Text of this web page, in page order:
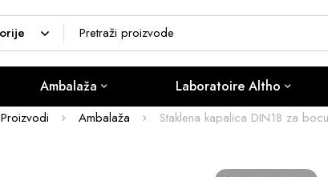
Ambalaža Laboratoire Altho
Proizvodi Ambalaža Staklena kapalica DIN18 za